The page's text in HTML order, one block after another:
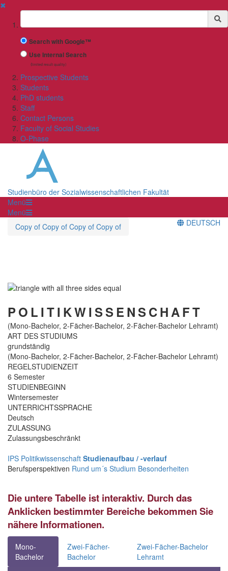
✖
Suchbegriff
Search with Google™
Use Internal Search
(limited result quality)
Prospective Students
Students
PhD students
Staff
Contact Persons
Faculty of Social Studies
O-Phase
Studienbüro der Sozialwissenschaftlichen Fakultät
Menü
Menü
Copy of Copy of Copy of Copy of
DEUTSCH
POLITIKWISSENSCHAFT
(Mono-Bachelor, 2-Fächer-Bachelor, 2-Fächer-Bachelor Lehramt)
ART DES STUDIUMS
grundständig
(Mono-Bachelor, 2-Fächer-Bachelor, 2-Fächer-Bachelor Lehramt)
REGELSTUDIENZEIT
6 Semester
STUDIENBEGINN
Wintersemester
UNTERRICHTSSPRACHE
Deutsch
ZULASSUNG
Zulassungsbeschränkt
IPS Politikwissenschaft Studienaufbau / -verlauf
Berufsperspektiven Rund um´s Studium Besonderheiten
Die untere Tabelle ist interaktiv. Durch das
Anklicken bestimmter Bereiche bekommen Sie
nähere Informationen.
Mono-
Bachelor
Zwei-Fächer-
Bachelor
Zwei-Fächer-Bachelor
Lehramt